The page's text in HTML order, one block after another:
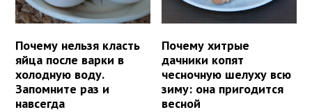
Почему нельзя класть
яйца после варки в
холодную воду.
Запомните раз и
навсегда
Почему хитрые
дачники копят
чесночную шелуху всю
зиму: она пригодится
весной